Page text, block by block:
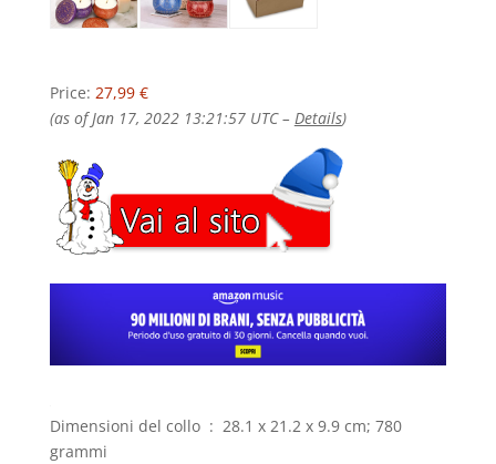
Price: 27,99 €
(as of Jan 17, 2022 13:21:57 UTC – Details)
Dimensioni del collo ‏ : ‎ 28.1 x 21.2 x 9.9 cm; 780
grammi